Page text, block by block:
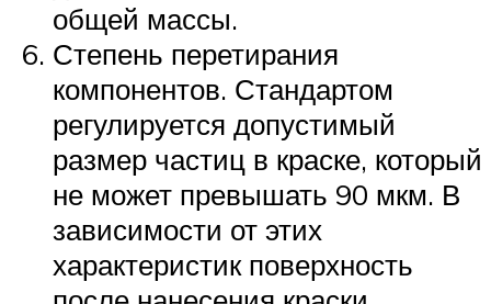
общей массы.
Степень перетирания
компонентов. Стандартом
регулируется допустимый
размер частиц в краске, который
не может превышать 90 мкм. В
зависимости от этих
характеристик поверхность